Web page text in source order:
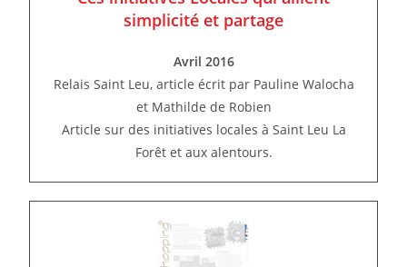
simplicité et partage
Avril 2016
Relais Saint Leu, article écrit par Pauline Walocha
et Mathilde de Robien
Article sur des initiatives locales à Saint Leu La
Forêt et aux alentours.